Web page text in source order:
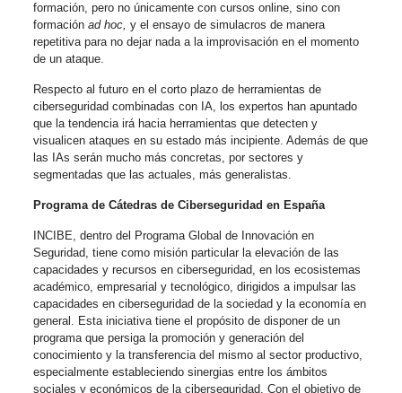
formación, pero no únicamente con cursos online, sino con
formación ad hoc, y el ensayo de simulacros de manera
repetitiva para no dejar nada a la improvisación en el momento
de un ataque.
Respecto al futuro en el corto plazo de herramientas de
ciberseguridad combinadas con IA, los expertos han apuntado
que la tendencia irá hacia herramientas que detecten y
visualicen ataques en su estado más incipiente. Además de que
las IAs serán mucho más concretas, por sectores y
segmentadas que las actuales, más generalistas.
Programa de Cátedras de Ciberseguridad en España
INCIBE, dentro del Programa Global de Innovación en
Seguridad, tiene como misión particular la elevación de las
capacidades y recursos en ciberseguridad, en los ecosistemas
académico, empresarial y tecnológico, dirigidos a impulsar las
capacidades en ciberseguridad de la sociedad y la economía en
general. Esta iniciativa tiene el propósito de disponer de un
programa que persiga la promoción y generación del
conocimiento y la transferencia del mismo al sector productivo,
especialmente estableciendo sinergias entre los ámbitos
sociales y económicos de la ciberseguridad. Con el objetivo de